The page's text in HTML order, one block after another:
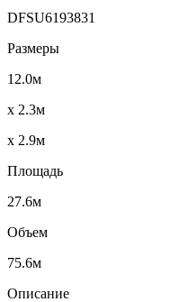
DFSU6193831
Размеры
12.0м
x 2.3м
x 2.9м
Площадь
27.6м
Объем
75.6м
Описание